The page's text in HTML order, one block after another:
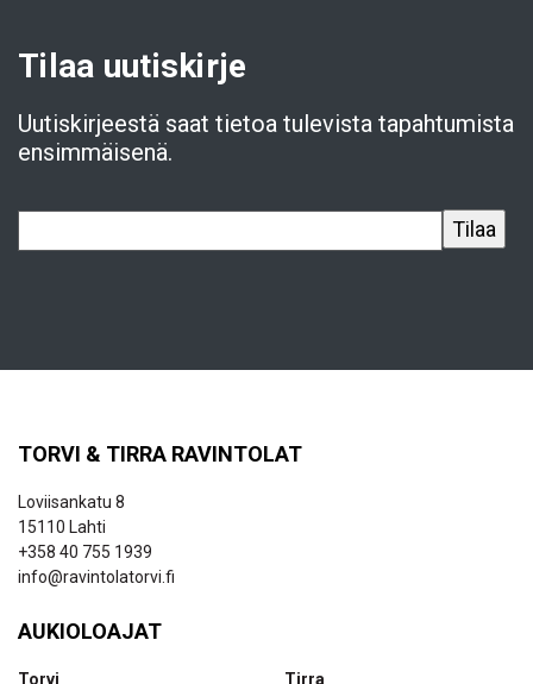
Tilaa uutiskirje
Uutiskirjeestä saat tietoa tulevista tapahtumista
ensimmäisenä.
TORVI & TIRRA RAVINTOLAT
Loviisankatu 8
15110 Lahti
+358 40 755 1939
info@ravintolatorvi.fi
AUKIOLOAJAT
Torvi Tirra